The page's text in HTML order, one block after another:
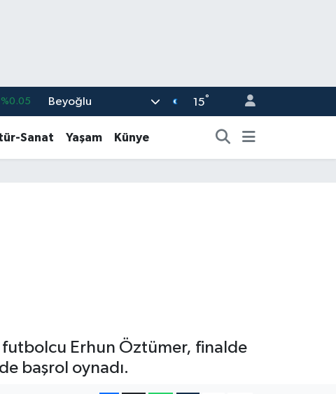
%0.05 Beyoğlu 15°
Sanat Yaşam Künye
futbolcu Erhun Öztümer, finalde
başrol oynadı.